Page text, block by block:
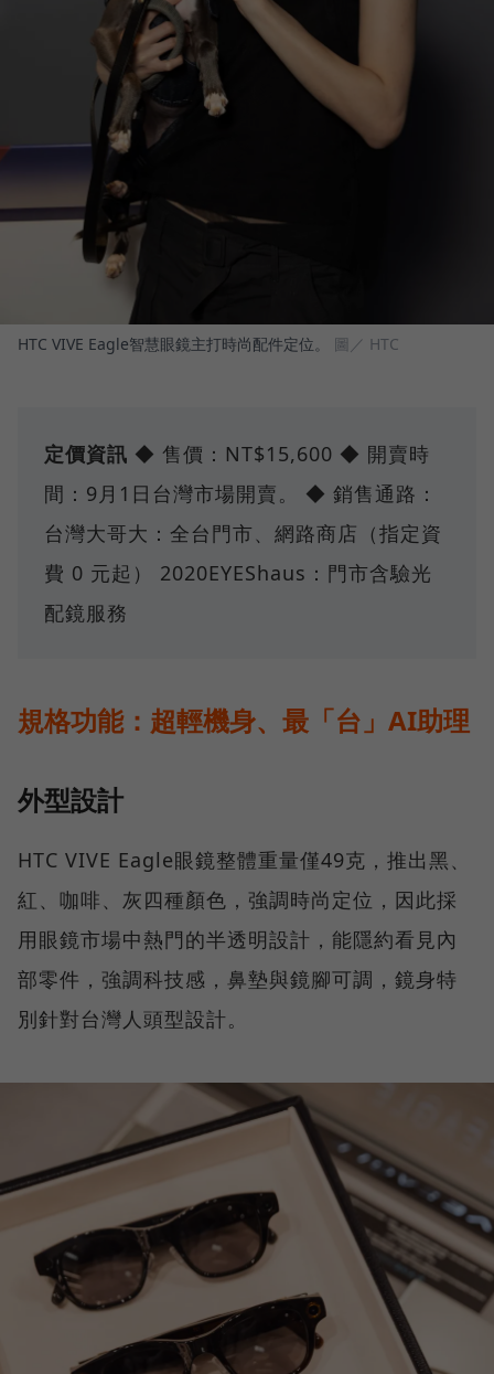
HTC VIVE Eagle智慧眼鏡主打時尚配件定位。 圖／ HTC
定價資訊 ◆ 售價：NT$15,600 ◆ 開賣時
間：9月1日台灣市場開賣。 ◆ 銷售通路：
台灣大哥大：全台門市、網路商店（指定資
費 0 元起） 2020EYEShaus：門市含驗光
配鏡服務
規格功能：超輕機身、最「台」AI助理
外型設計
HTC VIVE Eagle眼鏡整體重量僅49克，推出黑、
紅、咖啡、灰四種顏色，強調時尚定位，因此採
用眼鏡市場中熱門的半透明設計，能隱約看見內
部零件，強調科技感，鼻墊與鏡腳可調，鏡身特
別針對台灣人頭型設計。